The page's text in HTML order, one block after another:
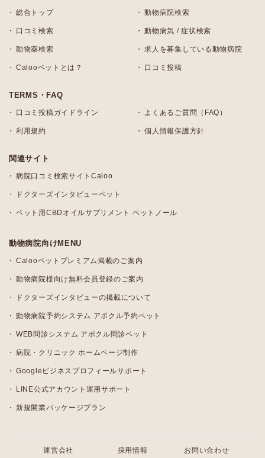
総合トップ 動物病院検索
口コミ検索 動物病気 / 症状検索
動物薬検索 求人を募集している動物病院
Calooペットとは？ 口コミ投稿
TERMS・FAQ
口コミ投稿ガイドライン よくあるご質問（FAQ）
利用規約 個人情報保護方針
関連サイト
病院口コミ検索サイトCaloo
ドクターズインタビューペット
ペット用CBDオイルサプリメント ペットノール
動物病院向けMENU
Calooペットプレミアム掲載のご案内
動物病院様向け無料会員登録のご案内
ドクターズインタビューの掲載について
動物病院予約システム アポクル予約ペット
WEB問診システム アポクル問診ペット
病院・クリニック ホームページ制作
Googleビジネスプロフィールサポート
LINE公式アカウント運用サポート
新規開業パッケージプラン
運営会社 採用情報 お問い合わせ